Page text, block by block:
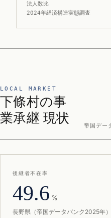
法人数比
2024年経済構造実態調査
LOCAL MARKET
下條村の事
業承継 現状
帝国デー
後継者不在率
49.6 %
長野県（帝国データバンク2025年）